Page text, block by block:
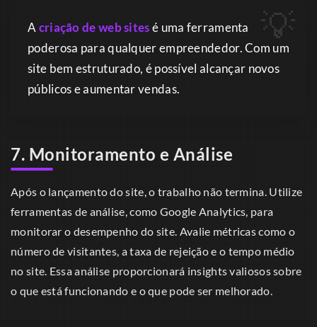
Acriação de web sitesé uma ferramenta
poderosa para qualquer empreendedor. Com um
site bem estruturado, é possível alcançar novos
públicos e aumentar vendas.
7. Monitoramento e Análise
Após o lançamento do site, o trabalho não termina. Utilize
ferramentas de análise, como Google Analytics, para
monitorar o desempenho do site. Avalie métricas como o
número de visitantes, a taxa de rejeição e o tempo médio
no site. Essa análise proporcionará insights valiosos sobre
o que está funcionando e o que pode ser melhorado.